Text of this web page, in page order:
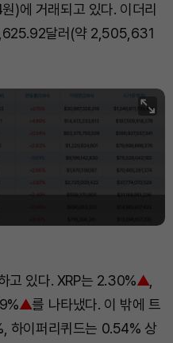
)에 거래되고 있다. 이더리
달러(약 2,505,631
고 있다. XRP는 2.30%▲,
▲를 나타냈다. 이 밖에 트
하이퍼리퀴드는 0.54% 상